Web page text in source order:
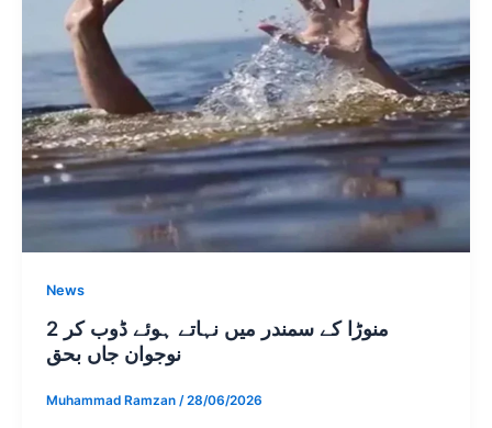
News
منوڑا کے سمندر میں نہاتے ہوئے ڈوب کر 2
نوجوان جاں بحق
Muhammad Ramzan /28/06/2026